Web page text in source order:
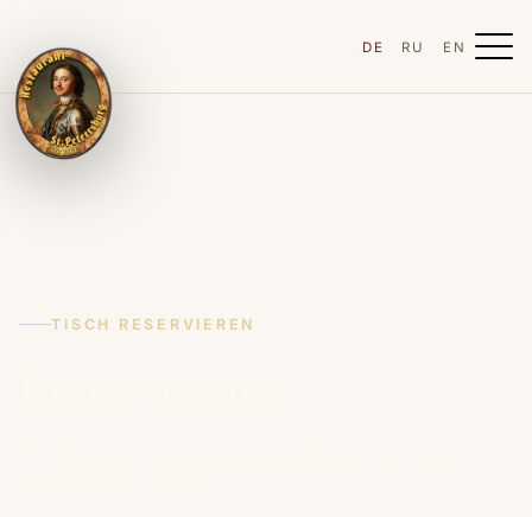
DE RU EN
TISCH RESERVIEREN